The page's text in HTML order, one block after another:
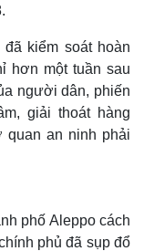
kiểm soát hoàn
hơn một tuần sau
người dân, phiến
giải thoát hàng
quan an ninh phải
phố Aleppo cách
phủ đã sụp đổ